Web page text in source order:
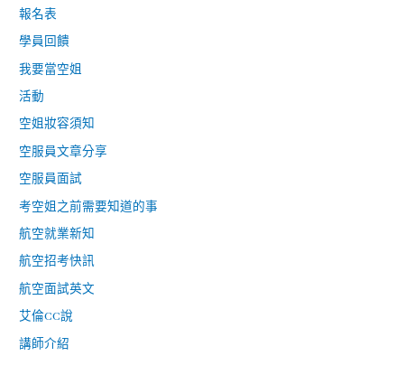
報名表
學員回饋
我要當空姐
活動
空姐妝容須知
空服員文章分享
空服員面試
考空姐之前需要知道的事
航空就業新知
航空招考快訊
航空面試英文
艾倫CC說
講師介紹